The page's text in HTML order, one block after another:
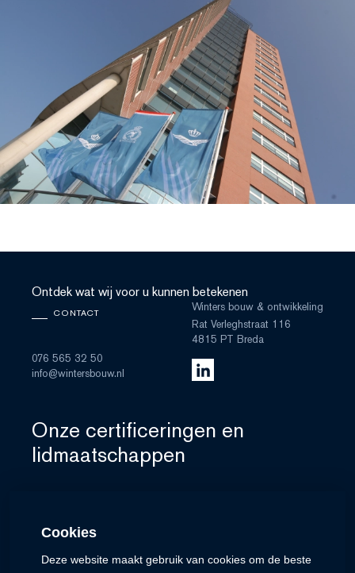
Cookies
Deze website maakt gebruik van cookies om de beste
Ontdek wat wij voor u kunnen betekenen
CONTACT
076 565 32 50
info@wintersbouw.nl
Winters bouw & ontwikkeling
Rat Verleghstraat 116
4815 PT Breda
Onze certificeringen en
lidmaatschappen